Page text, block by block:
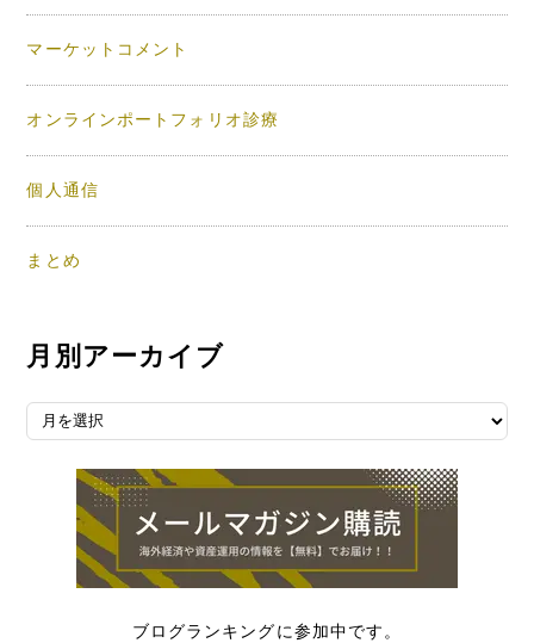
マーケットコメント
オンラインポートフォリオ診療
個人通信
まとめ
月別アーカイブ
月別アーカイブ
ブログランキングに参加中です。